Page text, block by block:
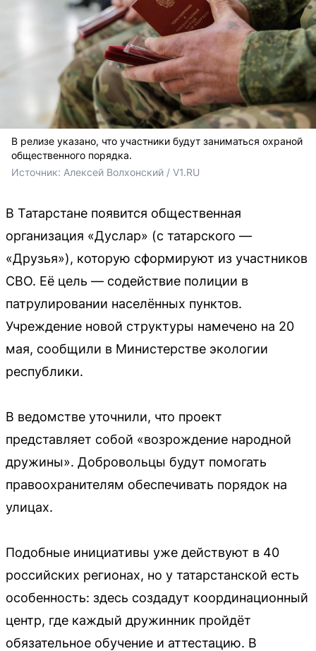
В релизе указано, что участники будут заниматься охраной
общественного порядка.
Источник: Алексей Волхонский / V1.RU
В Татарстане появится общественная
организация «Дуслар» (с татарского —
«Друзья»), которую сформируют из участников
СВО. Её цель — содействие полиции в
патрулировании населённых пунктов.
Учреждение новой структуры намечено на 20
мая, сообщили в Министерстве экологии
республики.
В ведомстве уточнили, что проект
представляет собой «возрождение народной
дружины». Добровольцы будут помогать
правоохранителям обеспечивать порядок на
улицах.
Подобные инициативы уже действуют в 40
российских регионах, но у татарстанской есть
особенность: здесь создадут координационный
центр, где каждый дружинник пройдёт
обязательное обучение и аттестацию. В